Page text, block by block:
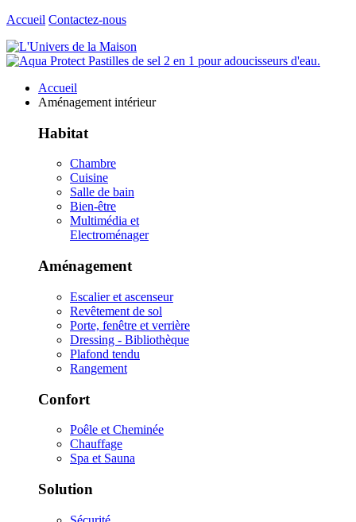
Accueil Contactez-nous
Accueil
Aménagement intérieur
Habitat
Chambre
Cuisine
Salle de bain
Bien-être
Multimédia et
Electroménager
Aménagement
Escalier et ascenseur
Revêtement de sol
Porte, fenêtre et verrière
Dressing - Bibliothèque
Plafond tendu
Rangement
Confort
Poêle et Cheminée
Chauffage
Spa et Sauna
Solution